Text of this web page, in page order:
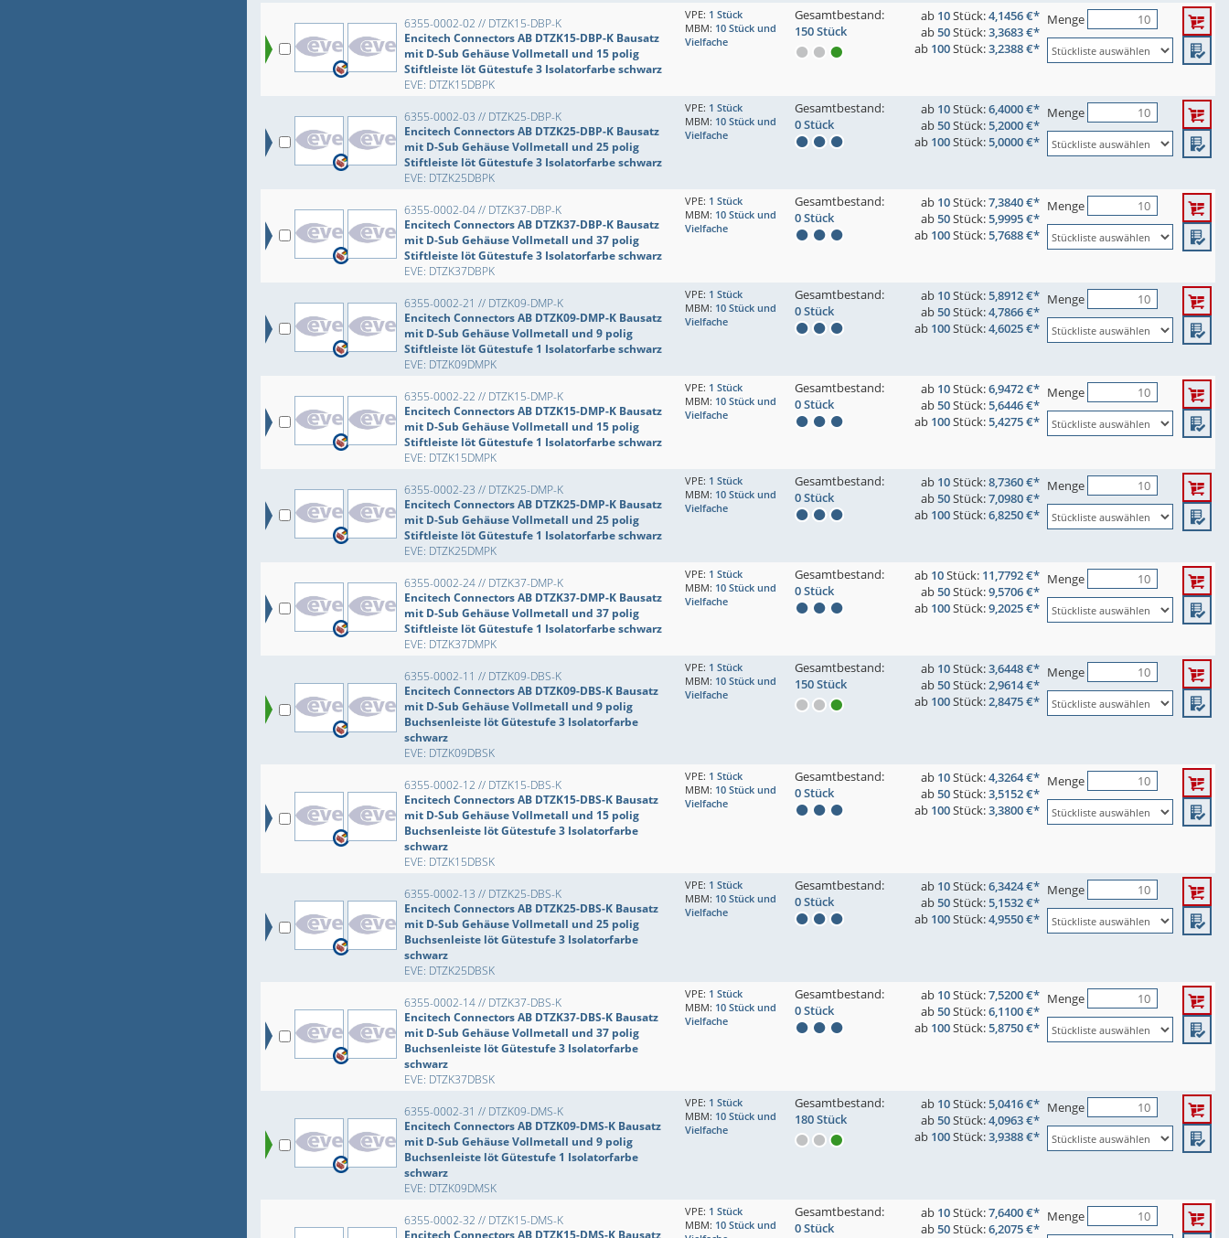
6355-0002-02 // DTZK15-DBP-K
Encitech Connectors AB DTZK15-DBP-K Bausatz
mit D-Sub Gehäuse Vollmetall und 15 polig
Stiftleiste löt Gütestufe 3 Isolatorfarbe schwarz
EVE: DTZK15DBPK
VPE: 1 Stück
MBM: 10 Stück und
Vielfache
Gesamtbestand:
150 Stück
ab 10Stück:4,1456 €*
ab50Stück:3,3683 €*
ab 100Stück:3,2388 €*
Menge
6355-0002-03 // DTZK25-DBP-K
Encitech Connectors AB DTZK25-DBP-K Bausatz
mit D-Sub Gehäuse Vollmetall und 25 polig
Stiftleiste löt Gütestufe 3 Isolatorfarbe schwarz
EVE: DTZK25DBPK
VPE: 1 Stück
MBM: 10 Stück und
Vielfache
Gesamtbestand:
0 Stück
ab 10Stück:6,4000 €*
ab50Stück:5,2000 €*
ab 100Stück:5,0000 €*
Menge
6355-0002-04 // DTZK37-DBP-K
Encitech Connectors AB DTZK37-DBP-K Bausatz
mit D-Sub Gehäuse Vollmetall und 37 polig
Stiftleiste löt Gütestufe 3 Isolatorfarbe schwarz
EVE: DTZK37DBPK
VPE: 1 Stück
MBM: 10 Stück und
Vielfache
Gesamtbestand:
0 Stück
ab 10Stück:7,3840 €*
ab50Stück:5,9995 €*
ab 100Stück:5,7688 €*
Menge
6355-0002-21 // DTZK09-DMP-K
Encitech Connectors AB DTZK09-DMP-K Bausatz
mit D-Sub Gehäuse Vollmetall und 9 polig
Stiftleiste löt Gütestufe 1 Isolatorfarbe schwarz
EVE: DTZK09DMPK
VPE: 1 Stück
MBM: 10 Stück und
Vielfache
Gesamtbestand:
0 Stück
ab 10Stück:5,8912 €*
ab50Stück:4,7866 €*
ab 100Stück:4,6025 €*
Menge
6355-0002-22 // DTZK15-DMP-K
Encitech Connectors AB DTZK15-DMP-K Bausatz
mit D-Sub Gehäuse Vollmetall und 15 polig
Stiftleiste löt Gütestufe 1 Isolatorfarbe schwarz
EVE: DTZK15DMPK
VPE: 1 Stück
MBM: 10 Stück und
Vielfache
Gesamtbestand:
0 Stück
ab 10Stück:6,9472 €*
ab50Stück:5,6446 €*
ab 100Stück:5,4275 €*
Menge
6355-0002-23 // DTZK25-DMP-K
Encitech Connectors AB DTZK25-DMP-K Bausatz
mit D-Sub Gehäuse Vollmetall und 25 polig
Stiftleiste löt Gütestufe 1 Isolatorfarbe schwarz
EVE: DTZK25DMPK
VPE: 1 Stück
MBM: 10 Stück und
Vielfache
Gesamtbestand:
0 Stück
ab 10Stück:8,7360 €*
ab50Stück:7,0980 €*
ab 100Stück:6,8250 €*
Menge
6355-0002-24 // DTZK37-DMP-K
Encitech Connectors AB DTZK37-DMP-K Bausatz
mit D-Sub Gehäuse Vollmetall und 37 polig
Stiftleiste löt Gütestufe 1 Isolatorfarbe schwarz
EVE: DTZK37DMPK
VPE: 1 Stück
MBM: 10 Stück und
Vielfache
Gesamtbestand:
0 Stück
ab 10Stück: 11,7792 €*
ab50Stück:9,5706 €*
ab 100Stück:9,2025 €*
Menge
6355-0002-11 // DTZK09-DBS-K
Encitech Connectors AB DTZK09-DBS-K Bausatz
mit D-Sub Gehäuse Vollmetall und 9 polig
Buchsenleiste löt Gütestufe 3 Isolatorfarbe
schwarz
EVE: DTZK09DBSK
VPE: 1 Stück
MBM: 10 Stück und
Vielfache
Gesamtbestand:
150 Stück
ab 10Stück:3,6448 €*
ab50Stück:2,9614 €*
ab 100Stück:2,8475 €*
Menge
6355-0002-12 // DTZK15-DBS-K
Encitech Connectors AB DTZK15-DBS-K Bausatz
mit D-Sub Gehäuse Vollmetall und 15 polig
Buchsenleiste löt Gütestufe 3 Isolatorfarbe
schwarz
EVE: DTZK15DBSK
VPE: 1 Stück
MBM: 10 Stück und
Vielfache
Gesamtbestand:
0 Stück
ab 10Stück:4,3264 €*
ab50Stück:3,5152 €*
ab 100Stück:3,3800 €*
Menge
6355-0002-13 // DTZK25-DBS-K
Encitech Connectors AB DTZK25-DBS-K Bausatz
mit D-Sub Gehäuse Vollmetall und 25 polig
Buchsenleiste löt Gütestufe 3 Isolatorfarbe
schwarz
EVE: DTZK25DBSK
VPE: 1 Stück
MBM: 10 Stück und
Vielfache
Gesamtbestand:
0 Stück
ab 10Stück:6,3424 €*
ab50Stück:5,1532 €*
ab 100Stück:4,9550 €*
Menge
6355-0002-14 // DTZK37-DBS-K
Encitech Connectors AB DTZK37-DBS-K Bausatz
mit D-Sub Gehäuse Vollmetall und 37 polig
Buchsenleiste löt Gütestufe 3 Isolatorfarbe
schwarz
EVE: DTZK37DBSK
VPE: 1 Stück
MBM: 10 Stück und
Vielfache
Gesamtbestand:
0 Stück
ab 10Stück:7,5200 €*
ab50Stück:6,1100 €*
ab 100Stück:5,8750 €*
Menge
6355-0002-31 // DTZK09-DMS-K
Encitech Connectors AB DTZK09-DMS-K Bausatz
mit D-Sub Gehäuse Vollmetall und 9 polig
Buchsenleiste löt Gütestufe 1 Isolatorfarbe
schwarz
EVE: DTZK09DMSK
VPE: 1 Stück
MBM: 10 Stück und
Vielfache
Gesamtbestand:
180 Stück
ab 10Stück:5,0416 €*
ab50Stück:4,0963 €*
ab 100Stück:3,9388 €*
Menge
6355-0002-32 // DTZK15-DMS-K
Encitech Connectors AB DTZK15-DMS-K Bausatz
VPE: 1 Stück
MBM: 10 Stück und
Gesamtbestand:
0 Stück
ab 10Stück:7,6400 €*
ab50Stück:6,2075 €*
Menge